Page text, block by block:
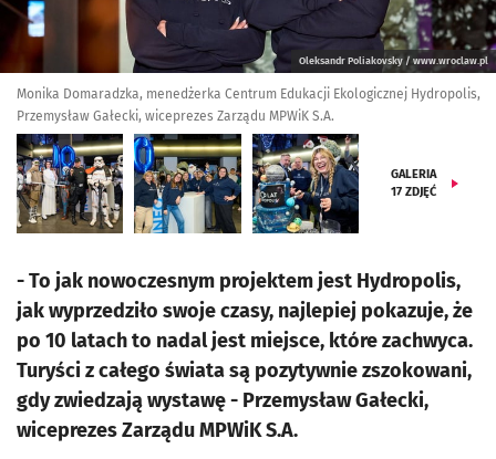
Oleksandr Poliakovsky / www.wroclaw.pl
Monika Domaradzka, menedżerka Centrum Edukacji Ekologicznej Hydropolis,
Przemysław Gałecki, wiceprezes Zarządu MPWiK S.A.
GALERIA
17 ZDJĘĆ
- To jak nowoczesnym projektem jest Hydropolis,
jak wyprzedziło swoje czasy, najlepiej pokazuje, że
po 10 latach to nadal jest miejsce, które zachwyca.
Turyści z całego świata są pozytywnie zszokowani,
gdy zwiedzają wystawę - Przemysław Gałecki,
wiceprezes Zarządu MPWiK S.A.